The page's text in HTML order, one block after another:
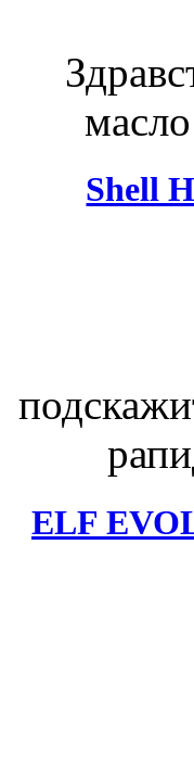
Shell
ELF